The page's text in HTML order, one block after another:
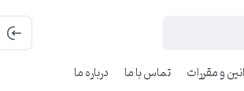
و مقررات تماس با ما درباره ما